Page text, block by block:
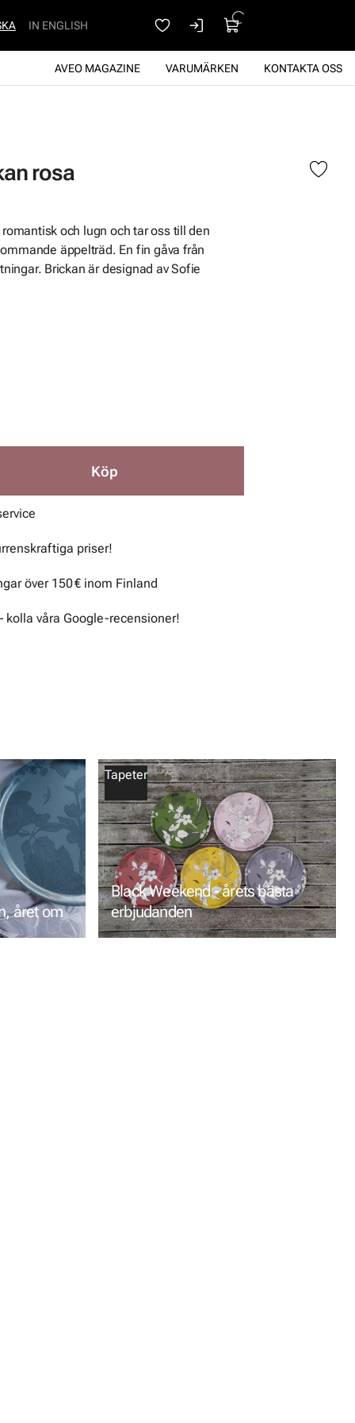
KONTAKTA OSS
VARUMÄRKEN
AVEO MAGAZINE
IN ENGLISH
rosa
och lugn och tar oss till den
äppelträd. En fin gåva från
Brickan är designad av Sofie
Köp
priser!
över 150 € inom Finland
kolla våra Google-recensioner!
året om
Tapeter
Black Weekend - årets bästa
erbjudanden